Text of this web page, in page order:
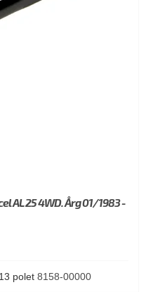
AL 25 4WD. Årg 01/1983 -
polet 8158-00000